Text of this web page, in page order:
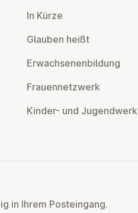
In Kürze
Glauben heißt
Er­wach­se­nen­bil­dung
Frau­en­netz­werk
Kinder- und Ju­gend­werk
in Ihrem Posteingang.